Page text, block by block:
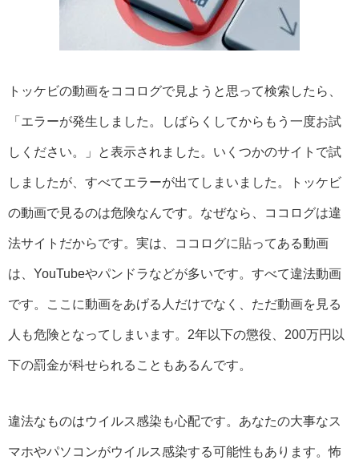
トッケビの動画をココログで見ようと思って検索したら、
「エラーが発生しました。しばらくしてからもう一度お試
しください。」と表示されました。いくつかのサイトで試
しましたが、すべてエラーが出てしまいました。トッケビ
の動画で見るのは危険なんです。なぜなら、ココログは違
法サイトだからです。実は、ココログに貼ってある動画
は、YouTubeやパンドラなどが多いです。すべて違法動画
です。ここに動画をあげる人だけでなく、ただ動画を見る
人も危険となってしまいます。2年以下の懲役、200万円以
下の罰金が科せられることもあるんです。
違法なものはウイルス感染も心配です。あなたの大事なス
マホやパソコンがウイルス感染する可能性もあります。怖